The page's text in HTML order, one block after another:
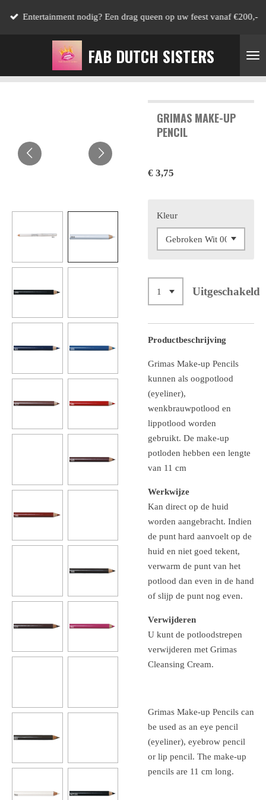
Ga
hoofdinhoud
FAB DUTCH SISTERS
Entertainment nodig? Een drag queen op uw feest vanaf €200,-
GRIMAS MAKE-UP
PENCIL
€ 3,75
Kleur
Uitgeschakeld
Productbeschrijving
Grimas Make-up Pencils
kunnen als oogpotlood
(eyeliner),
wenkbrauwpotlood en
lippotlood worden
gebruikt. De make-up
potloden hebben een lengte
van 11 cm
Werkwijze
Kan direct op de huid
worden aangebracht. Indien
de punt hard aanvoelt op de
huid en niet goed tekent,
verwarm de punt van het
potlood dan even in de hand
of slijp de punt nog even.
Verwijderen
U kunt de potloodstrepen
verwijderen met Grimas
Cleansing Cream.
Grimas Make-up Pencils can
be used as an eye pencil
(eyeliner), eyebrow pencil
or lip pencil. The make-up
pencils are 11 cm long.